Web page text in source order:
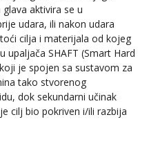
aktivira se u
udara, ili nakon udara
cilja i materijala od kojeg
upaljača SHAFT (Smart Hard
je spojen sa sustavom za
tako stvorenog
dok sekundarni učinak
cilj bio pokriven i/ili razbija